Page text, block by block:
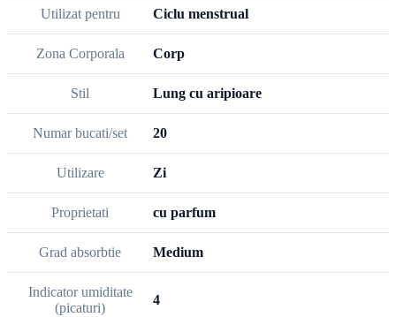
Utilizat pentru Ciclu menstrual
Zona Corporala Corp
Stil Lung cu aripioare
Numar bucati/set 20
Utilizare Zi
Proprietati cu parfum
Grad absorbtie Medium
Indicator umiditate
(picaturi)
4